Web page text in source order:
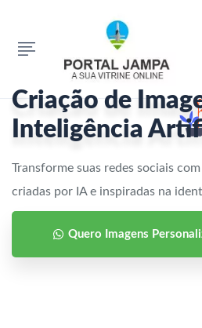
Criação de
Inteligência
Transforme suas redes sociais
criadas por IA e inspiradas na
Quero Imagens